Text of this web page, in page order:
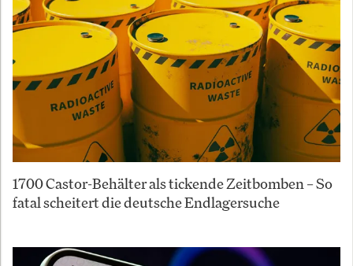
1700 Castor-Behälter als tickende Zeitbomben – So
fatal scheitert die deutsche Endlagersuche